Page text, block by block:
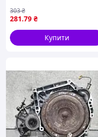
20/50 D, BPR 25/40 D, BPR
25/45 D-3, BPR 25/50 D, BPR
30/38
281.79 ₴
303₴
Купити